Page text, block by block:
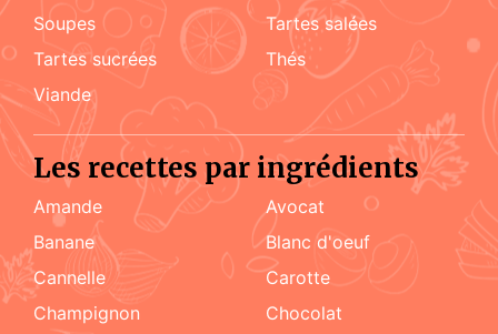
soupes
tartes salées
tartes sucrées
Thés
viande
Les recettes par ingrédients
amande
Avocat
Banane
blanc d'oeuf
cannelle
carotte
champignon
chocolat